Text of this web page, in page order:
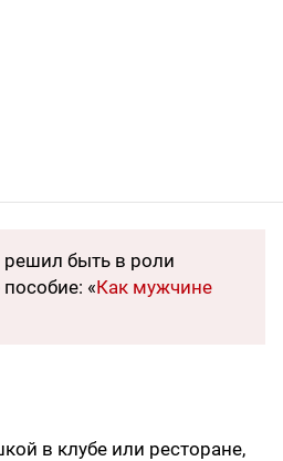
решил быть в роли
«Как мужчине
в клубе или ресторане,